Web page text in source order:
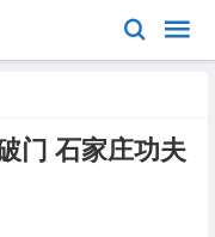
门 石家庄功夫